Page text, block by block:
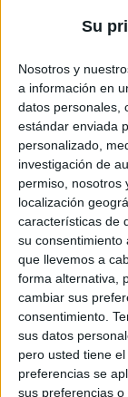
Su
Nosotros y
a información en
datos personales,
estándar enviada
personalizado,
investigación de
permiso, nosotros
localización
características de
su consentimiento
que llevemos a
forma alternativa,
cambiar sus
consentimiento.
sus datos
pero usted tiene
preferencias se
sus preferencias
Josep Maria
conèixer a
dient que era
era un acord
moment,
Generalitat
aquesta part
acordar una
Aquest
municipi, ha
del Govern